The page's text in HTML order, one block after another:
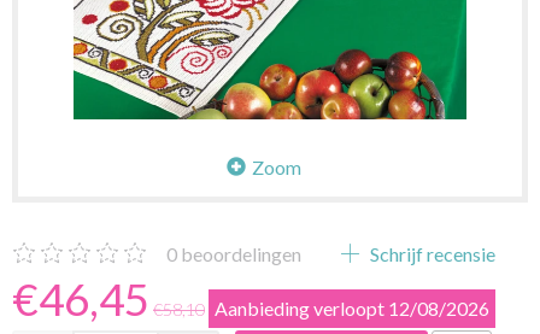
Zoom
0 beoordelingen Schrijf recensie
€46,45 €58,10 Aanbieding verloopt 12/08/2026